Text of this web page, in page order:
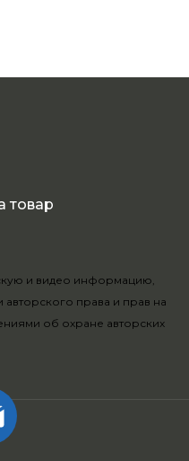
товар
и видео информацию,
права и прав на
об охране авторских